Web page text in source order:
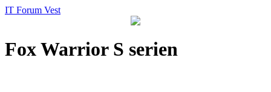
IT Forum Vest
Fox Warrior S serien